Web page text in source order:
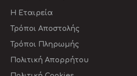
Η Εταιρεία
Τρόποι Αποστολής
Τρόποι Πληρωμής
Πολιτική Απορρήτου